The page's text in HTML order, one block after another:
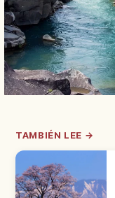
TAMBIÉN LEE →